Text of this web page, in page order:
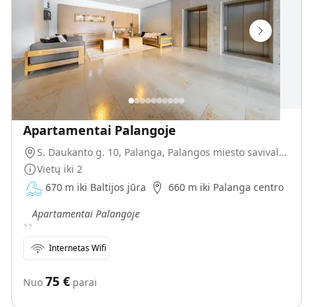
Apartamentai Palangoje
S. Daukanto g. 10, Palanga, Palangos miesto savivaldybė, Lietuva
Vietų iki 2
670 m iki Baltijos jūra
660 m iki Palanga centro
„Apartamentai Palangoje
Internetas Wifi
Nuo 75 € parai